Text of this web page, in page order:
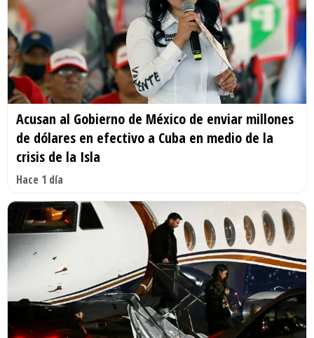
Acusan al Gobierno de México de enviar millones
de dólares en efectivo a Cuba en medio de la
crisis de la Isla
Hace 1 día